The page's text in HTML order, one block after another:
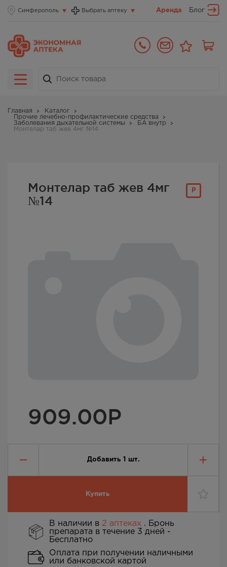
Симферополь Выбрать аптеку Аренда Блог
Главная
Каталог
Прочие лечебно-профилактические средства
Заболевания дыхательной системы
БА внутр
Монтелар таб жев 4мг №14
Р
Монтелар таб жев 4мг
№14
909.00Р
Добавить 1 шт.
Купить
В наличии в 2 аптеках . Бронь
препарата в течение 3 дней -
Бесплатно
Оплата при получении наличными
или банковской картой